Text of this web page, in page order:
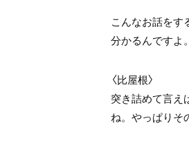
こんなお話をす
分かるんですよ。
〈比屋根〉
突き詰めて言え
ね。やっぱりそ